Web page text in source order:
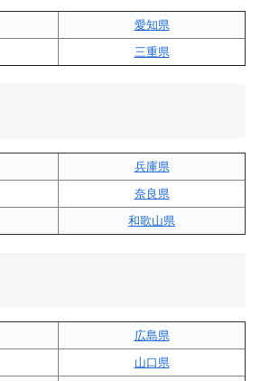
愛知県
三重県
兵庫県
奈良県
和歌山県
広島県
山口県